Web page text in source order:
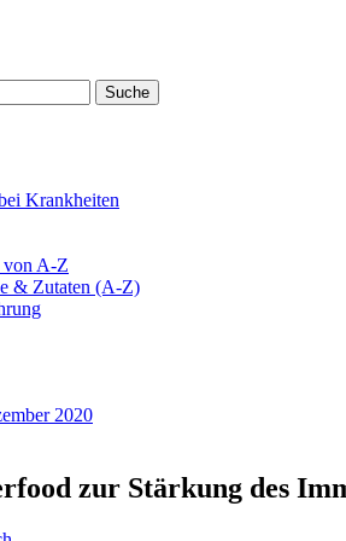
Krankheiten
von A-Z
& Zutaten (A-Z)
2020
zur Stärkung des